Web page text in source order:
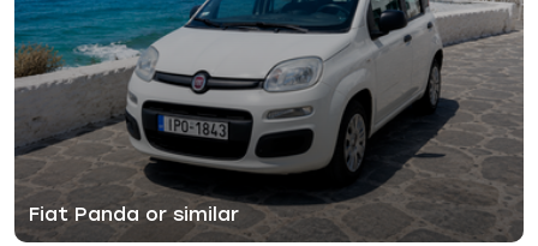
Fiat Panda or similar